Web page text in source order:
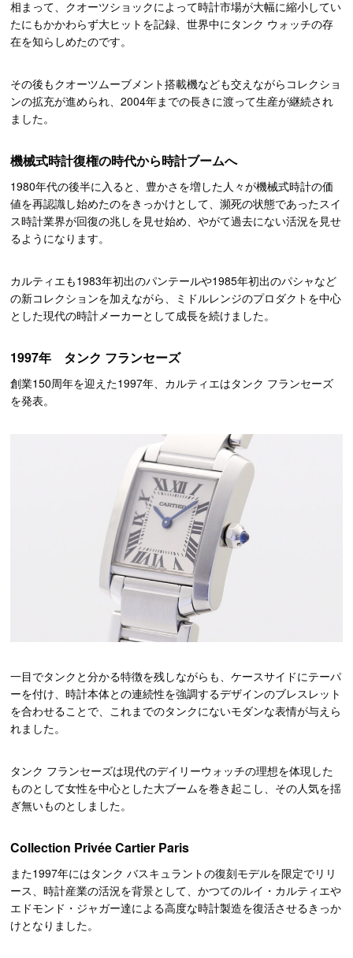
相まって、クオーツショックによって時計市場が大幅に縮小してい
たにもかかわらず大ヒットを記録、世界中にタンク ウォッチの存
在を知らしめたのです。
その後もクオーツムーブメント搭載機なども交えながらコレクショ
ンの拡充が進められ、2004年までの長きに渡って生産が継続され
ました。
機械式時計復権の時代から時計ブームへ
1980年代の後半に入ると、豊かさを増した人々が機械式時計の価
値を再認識し始めたのをきっかけとして、瀕死の状態であったスイ
ス時計業界が回復の兆しを見せ始め、やがて過去にない活況を見せ
るようになります。
カルティエも1983年初出のパンテールや1985年初出のパシャなど
の新コレクションを加えながら、ミドルレンジのプロダクトを中心
とした現代の時計メーカーとして成長を続けました。
1997年 タンク フランセーズ
創業150周年を迎えた1997年、カルティエはタンク フランセーズ
を発表。
一目でタンクと分かる特徴を残しながらも、ケースサイドにテーパ
ーを付け、時計本体との連続性を強調するデザインのブレスレット
を合わせることで、これまでのタンクにないモダンな表情が与えら
れました。
タンク フランセーズは現代のデイリーウォッチの理想を体現した
ものとして女性を中心とした大ブームを巻き起こし、その人気を揺
ぎ無いものとしました。
Collection Privée Cartier Paris
また1997年にはタンク バスキュラントの復刻モデルを限定でリリ
ース、時計産業の活況を背景として、かつてのルイ・カルティエや
エドモンド・ジャガー達による高度な時計製造を復活させるきっか
けとなりました。